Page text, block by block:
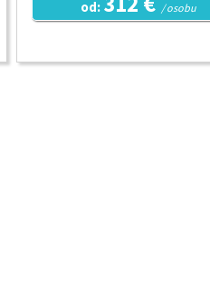
od: / osobu